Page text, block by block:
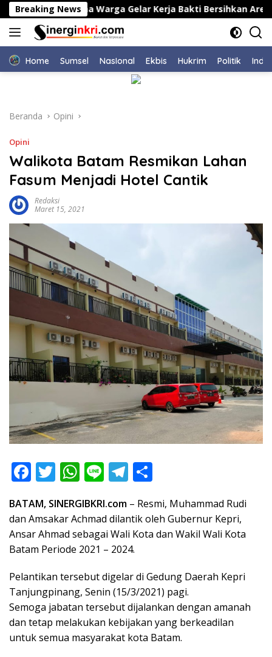
Langsung
ke
konten
Breaking News
Bersama Warga Gelar Kerja Bakti Bersihkan Area TPU
Home Sumsel NasIonal Ekbis Hukrim Politik
Beranda Opini
Opini
Walikota Batam Resmikan Lahan
Fasum Menjadi Hotel Cantik
Redaksi
Maret 15, 2021
F
e
b
o
o
k
T
itt
er
W
at
s
A
p
p
Li
e
T
e
gr
a
m
ar
e
BATAM, SINERGIBKRI.com – Resmi, Muhammad Rudi
dan Amsakar Achmad dilantik oleh Gubernur Kepri,
Ansar Ahmad sebagai Wali Kota dan Wakil Wali Kota
Batam Periode 2021 – 2024.
Pelantikan tersebut digelar di Gedung Daerah Kepri
Tanjungpinang, Senin (15/3/2021) pagi.
Semoga jabatan tersebut dijalankan dengan amanah
dan tetap melakukan kebijakan yang berkeadilan
untuk semua masyarakat kota Batam.